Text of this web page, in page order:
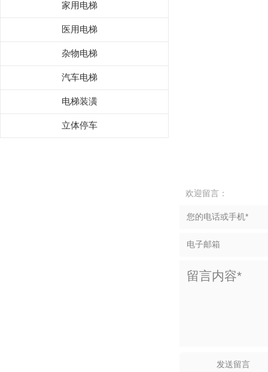
家用电梯
医用电梯
杂物电梯
汽车电梯
电梯装潢
立体停车
欢迎留言：